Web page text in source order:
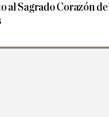
al Sagrado Corazón